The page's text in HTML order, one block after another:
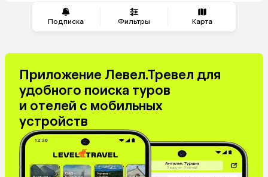
Подписка Фильтры Карта
Приложение Левел.Тревел для
удобного поиска туров
и отелей с мобильных
устройств